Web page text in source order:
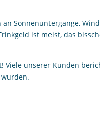
Sonnenuntergänge,
ist meist, das
Viele unserer Kunden